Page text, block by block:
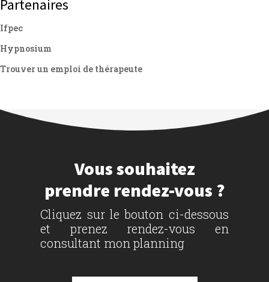
Partenaires
Ifpec
Hypnosium
Trouver un emploi de thérapeute
Vous souhaitez
prendre rendez-vous ?
Cliquez sur le bouton ci-dessous
et prenez rendez-vous en
consultant mon planning